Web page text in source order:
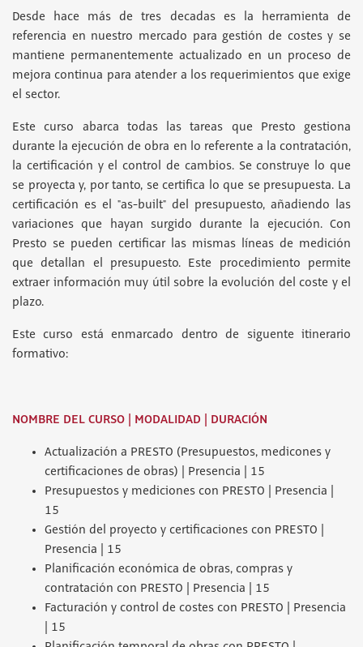
Desde hace más de tres decadas es la herramienta de
referencia en nuestro mercado para gestión de costes y se
mantiene permanentemente actualizado en un proceso de
mejora continua para atender a los requerimientos que exige
el sector.
Este curso abarca todas las tareas que Presto gestiona
durante la ejecución de obra en lo referente a la contratación,
la certificación y el control de cambios. Se construye lo que
se proyecta y, por tanto, se certifica lo que se presupuesta. La
certificación es el "as-built" del presupuesto, añadiendo las
variaciones que hayan surgido durante la ejecución. Con
Presto se pueden certificar las mismas líneas de medición
que detallan el presupuesto. Este procedimiento permite
extraer información muy útil sobre la evolución del coste y el
plazo.
Este curso está enmarcado dentro de siguente itinerario
formativo:
NOMBRE DEL CURSO | MODALIDAD | DURACIÓN
Actualización a PRESTO (Presupuestos, medicones y
certificaciones de obras) | Presencia | 15
Presupuestos y mediciones con PRESTO | Presencia |
15
Gestión del proyecto y certificaciones con PRESTO |
Presencia | 15
Planificación económica de obras, compras y
contratación con PRESTO | Presencia | 15
Facturación y control de costes con PRESTO | Presencia
| 15